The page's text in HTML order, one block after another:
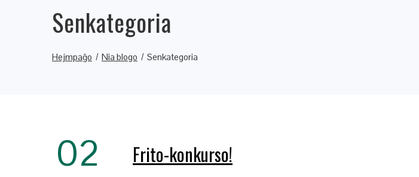
Senkategoria
Hejmpaĝo Nia blogo Senkategoria
02 Frito-konkurso!